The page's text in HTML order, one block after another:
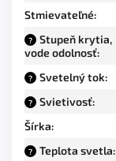
Stmievateľné:
?
Stupeň krytia,
vode odolnosť:
? Svetelný tok:
? Svietivosť:
Šírka:
? Teplota svetla: